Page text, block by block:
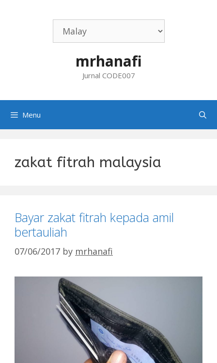
mrhanafi
Jurnal CODE007
Menu
zakat fitrah malaysia
Bayar zakat fitrah kepada amil
bertauliah
07/06/2017 by mrhanafi